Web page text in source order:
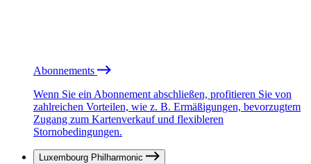
Abonnements
Wenn Sie ein Abonnement abschließen, profitieren Sie von
zahlreichen Vorteilen, wie z. B. Ermäßigungen, bevorzugtem
Zugang zum Kartenverkauf und flexibleren
Stornobedingungen.
Luxembourg Philharmonic